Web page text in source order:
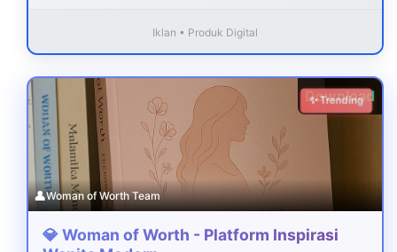
Iklan • Produk Digital
Download
✨ Trending
👤Woman of Worth Team
💎 Woman of Worth - Platform Inspirasi